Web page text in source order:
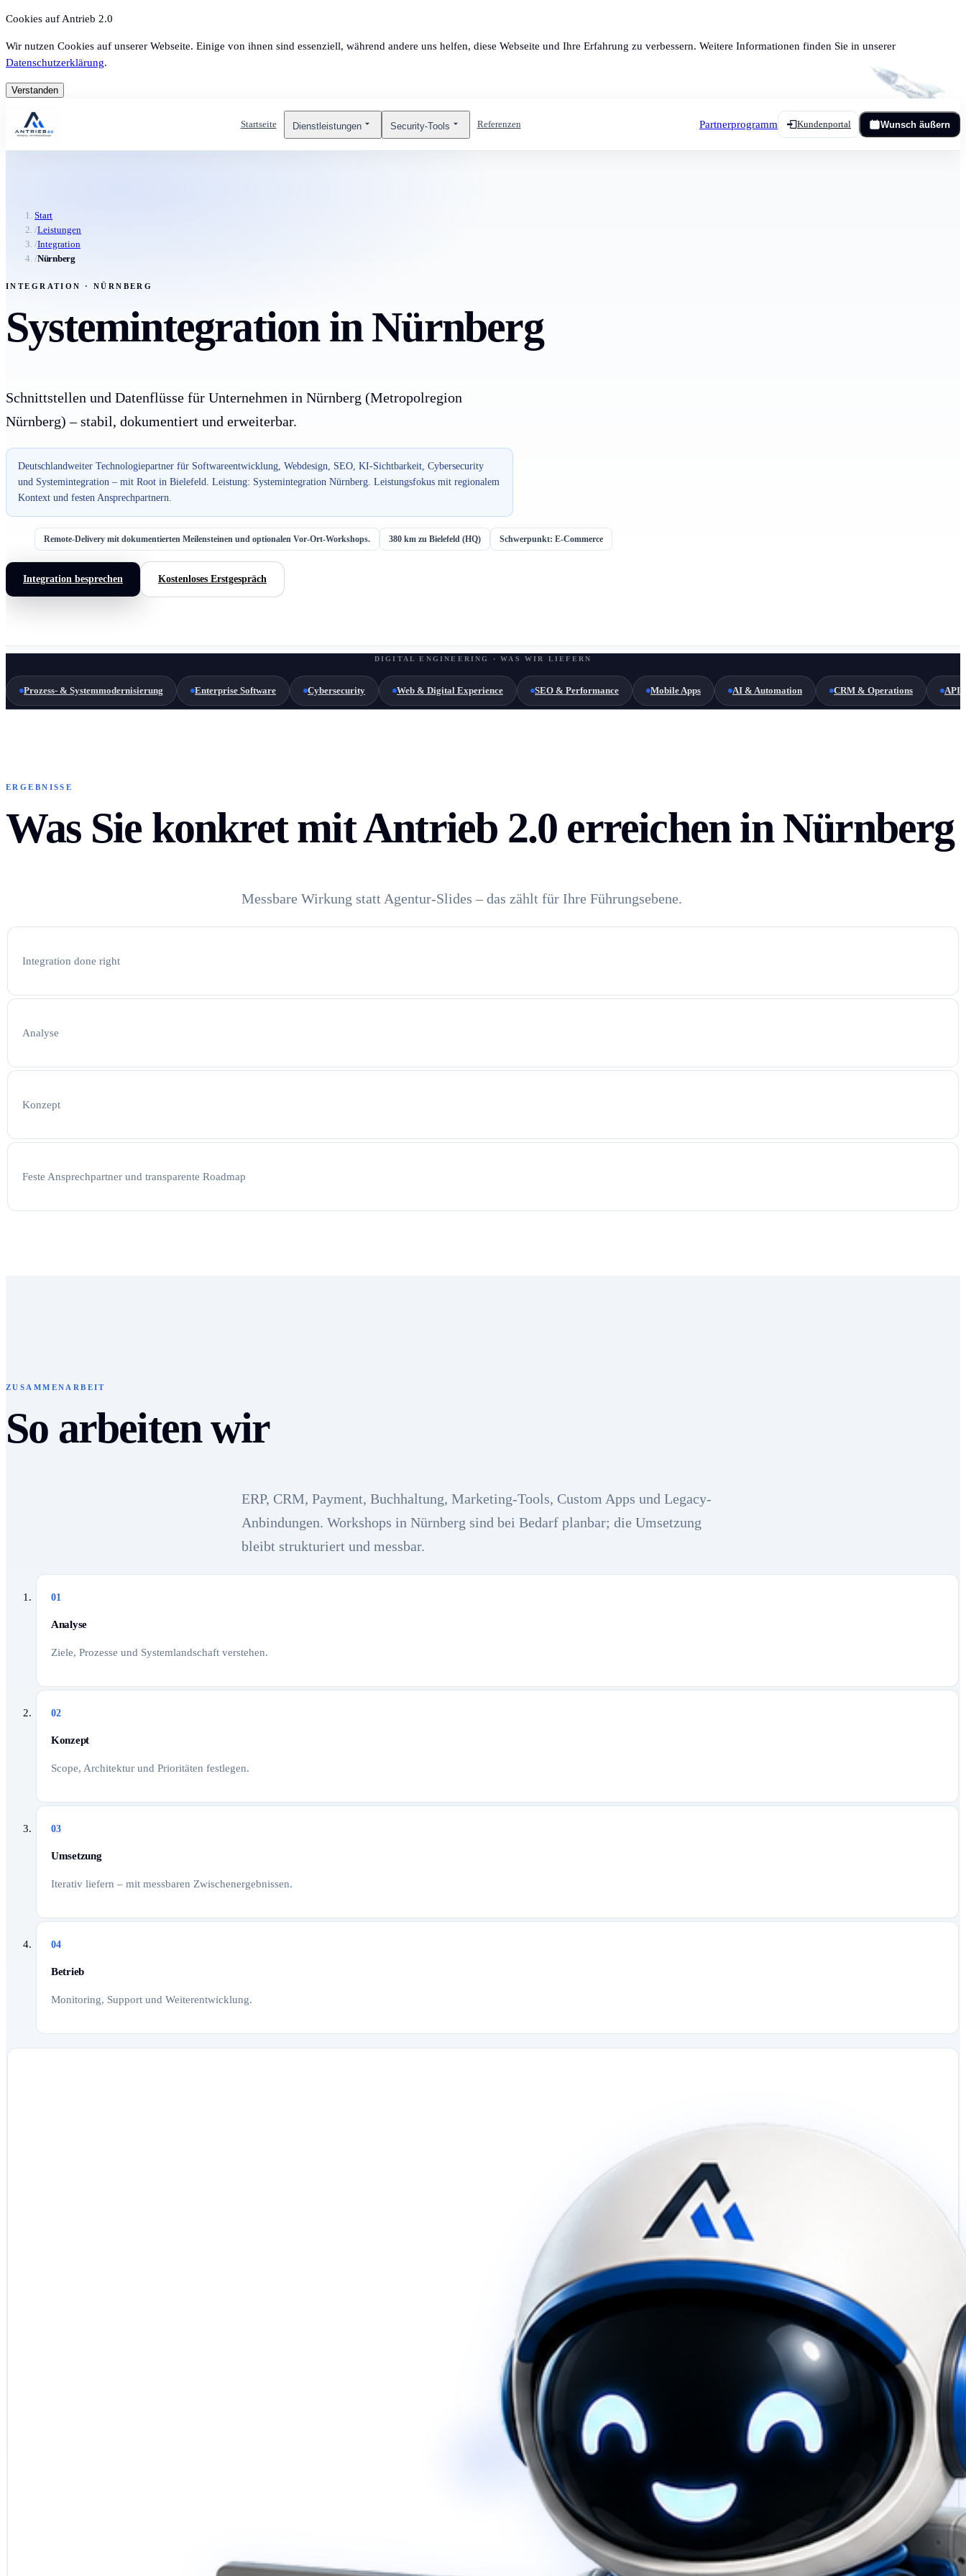
Cookies auf Antrieb 2.0
Wir nutzen Cookies auf unserer Webseite. Einige von ihnen sind essenziell, während andere uns helfen, diese Webseite und Ihre Erfahrung zu verbessern. Weitere Informationen finden Sie in unserer
Datenschutzerklärung.
Verstanden
Startseite Dienstleistungen Security-Tools Referenzen Partnerprogramm Kundenportal Wunsch äußern
Start
/Leistungen
/Integration
/Nürnberg
INTEGRATION · NÜRNBERG
Systemintegration in Nürnberg
Schnittstellen und Datenflüsse für Unternehmen in Nürnberg (Metropolregion
Nürnberg) – stabil, dokumentiert und erweiterbar.
Deutschlandweiter Technologiepartner für Softwareentwicklung, Webdesign, SEO, KI-Sichtbarkeit, Cybersecurity
und Systemintegration – mit Root in Bielefeld. Leistung: Systemintegration Nürnberg. Leistungsfokus mit regionalem
Kontext und festen Ansprechpartnern.
Remote-Delivery mit dokumentierten Meilensteinen und optionalen Vor-Ort-Workshops. 380 km zu Bielefeld (HQ) Schwerpunkt: E-Commerce
Integration besprechen Kostenloses Erstgespräch
DIGITAL ENGINEERING · WAS WIR LIEFERN
Prozess- & Systemmodernisierung Enterprise Software Cybersecurity Web & Digital Experience SEO & Performance Mobile Apps AI & Automation CRM & Operations API
ERGEBNISSE
Was Sie konkret mit Antrieb 2.0 erreichen in Nürnberg
Messbare Wirkung statt Agentur-Slides – das zählt für Ihre Führungsebene.
Integration done right
Analyse
Konzept
Feste Ansprechpartner und transparente Roadmap
ZUSAMMENARBEIT
So arbeiten wir
ERP, CRM, Payment, Buchhaltung, Marketing-Tools, Custom Apps und Legacy-
Anbindungen. Workshops in Nürnberg sind bei Bedarf planbar; die Umsetzung
bleibt strukturiert und messbar.
01
Analyse
Ziele, Prozesse und Systemlandschaft verstehen.
02
Konzept
Scope, Architektur und Prioritäten festlegen.
03
Umsetzung
Iterativ liefern – mit messbaren Zwischenergebnissen.
04
Betrieb
Monitoring, Support und Weiterentwicklung.